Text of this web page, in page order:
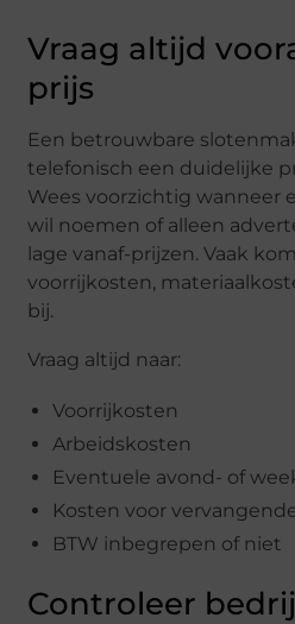
Vraag altijd
prijs
Een betrouwbare
telefonisch een duidelijke
Wees voorzichtig wanneer
wil noemen of alleen
lage vanaf-prijzen. Vaak
voorrijkosten,
bij.
Vraag altijd naar:
Voorrijkosten
Arbeidskosten
Eventuele avond- of
Kosten voor
BTW inbegrepen of niet
Controleer